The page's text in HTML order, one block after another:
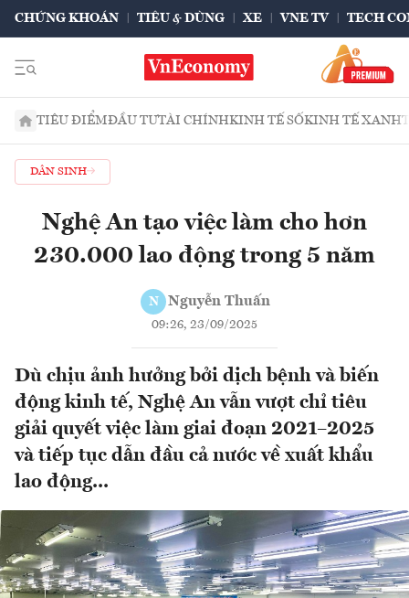
CHỨNG KHOÁN TIÊU & DÙNG XE VNE TV TECH
TIÊU ĐIỂMĐẦU TƯTÀI CHÍNHKINH TẾ SỐKINH TẾ XANH
DÂN SINH
Nghệ An tạo việc làm cho hơn
230.000 lao động trong 5 năm
N Nguyễn Thuấn
09:26, 23/09/2025
Dù chịu ảnh hưởng bởi dịch bệnh và biến
động kinh tế, Nghệ An vẫn vượt chỉ tiêu
giải quyết việc làm giai đoạn 2021–2025
và tiếp tục dẫn đầu cả nước về xuất khẩu
lao động...